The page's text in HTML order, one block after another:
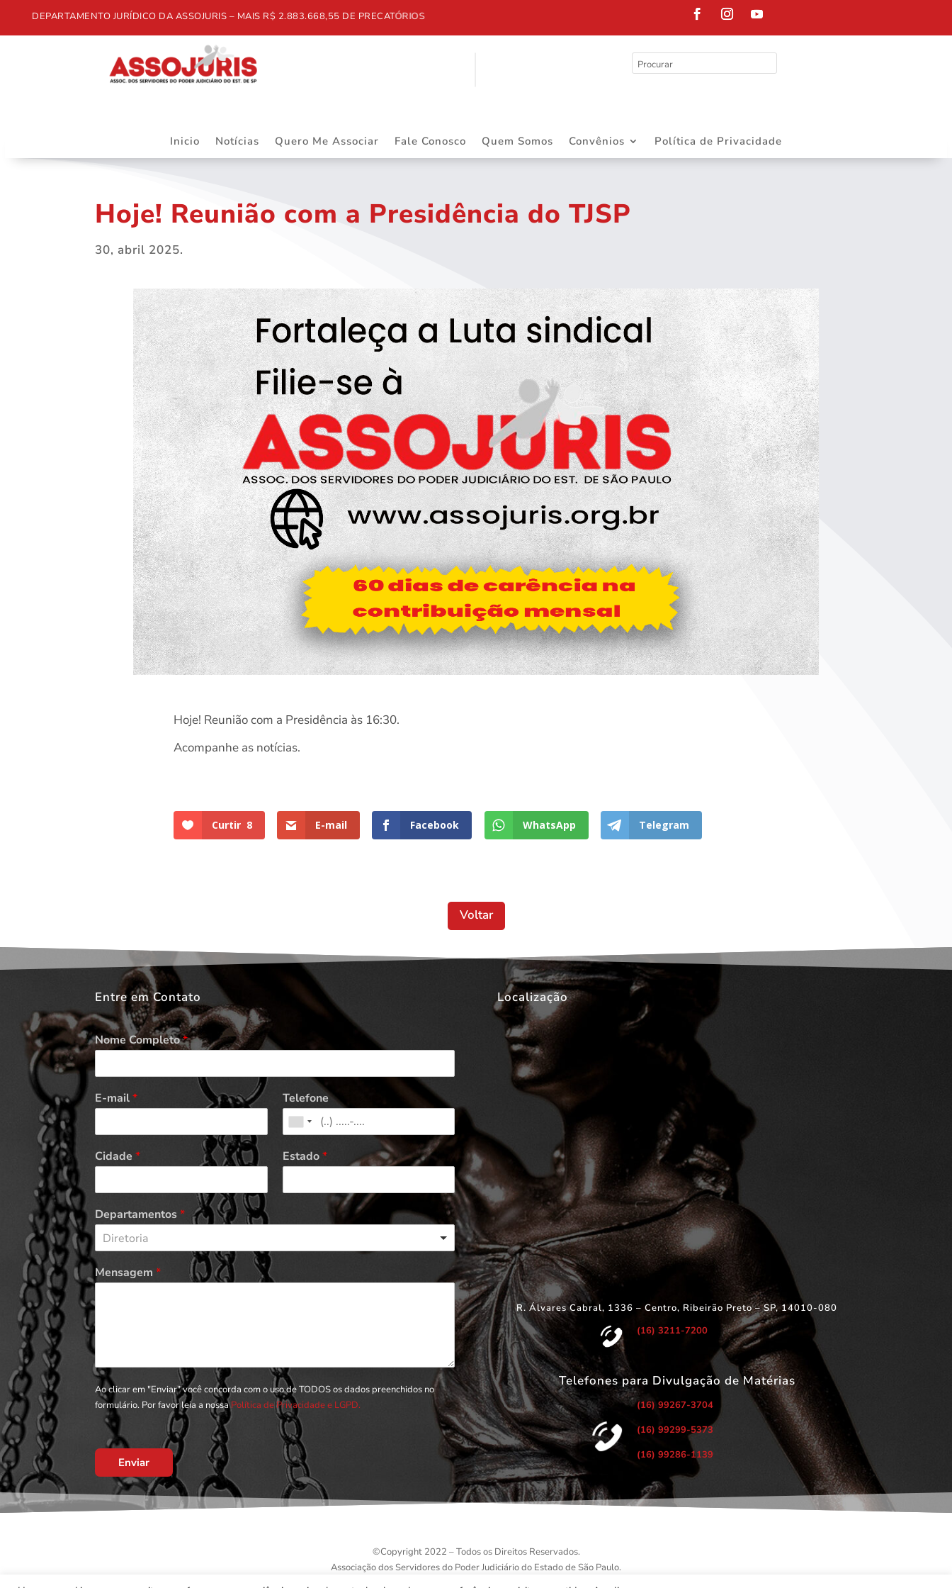
DEPARTAMENTO JURÍDICO DA ASSOJURIS – MAIS R$ 2.883.668,55 DE PRECATÓRIOS
Inicio Notícias Quero Me Associar Fale Conosco Quem Somos Convênios Política de Privacidade
Hoje! Reunião com a Presidência do TJSP
30, abril 2025.
Hoje! Reunião com a Presidência às 16:30.
Acompanhe as notícias.
Curtir 8 E-mail Facebook WhatsApp Telegram
Voltar
Entre em Contato
Nome Completo*
E-mail* Telefone
Cidade* Estado*
Departamentos*
Diretoria
Mensagem*
Ao clicar em "Enviar" você concorda com o uso de TODOS os dados preenchidos no
formulário. Por favor leia a nossaPolítica de Privacidade e LGPD.
Enviar
Localização
R. Álvares Cabral, 1336 – Centro, Ribeirão Preto – SP, 14010-080
(16) 3211-7200
Telefones para Divulgação de Matérias
(16) 99267-3704
(16) 99299-5373
(16) 99286-1139
©Copyright 2022 – Todos os Direitos Reservados.
Associação dos Servidores do Poder Judiciário do Estado de São Paulo.